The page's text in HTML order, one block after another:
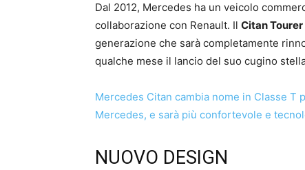
Dal 2012, Mercedes ha un veicolo
collaborazione con Renault. Il Citan Tourer
generazione che sarà completamente
qualche mese il lancio del suo cugino
Mercedes Citan cambia nome in Classe T
Mercedes, e sarà più confortevole e
NUOVO DESIGN